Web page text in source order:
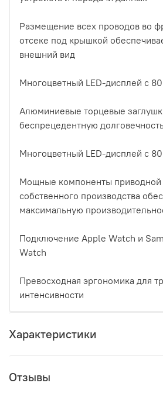
Размещение всех проводов во
отсеке под крышкой
внешний вид
Многоцветный LED-дисплей с
Алюминиевые торцевые
беспрецедентную
Многоцветный LED-дисплей с
Мощные компоненты приводной
собственного производства
максимальную
Подключение Apple Watch и
Watch
Превосходная эргономика для
интенсивности
Характеристики
Отзывы